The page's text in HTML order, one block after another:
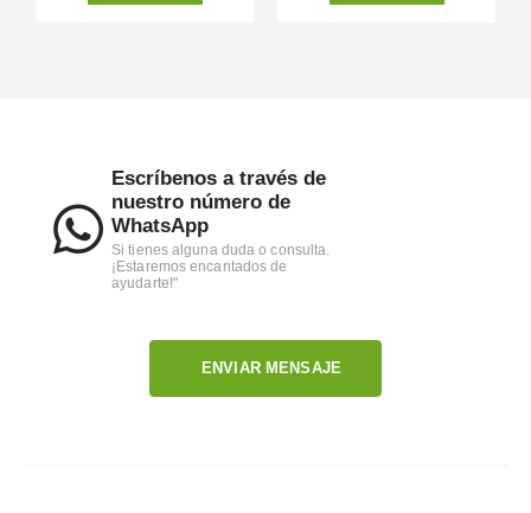
Escríbenos a través de
nuestro número de
WhatsApp
Si tienes alguna duda o consulta.
¡Estaremos encantados de
ayudarte!"
ENVIAR MENSAJE